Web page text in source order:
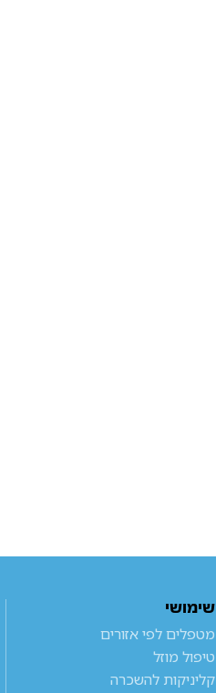
שימושי
מטפלים לפי אזורים
טיפול מוזל
קליניקות להשכרה